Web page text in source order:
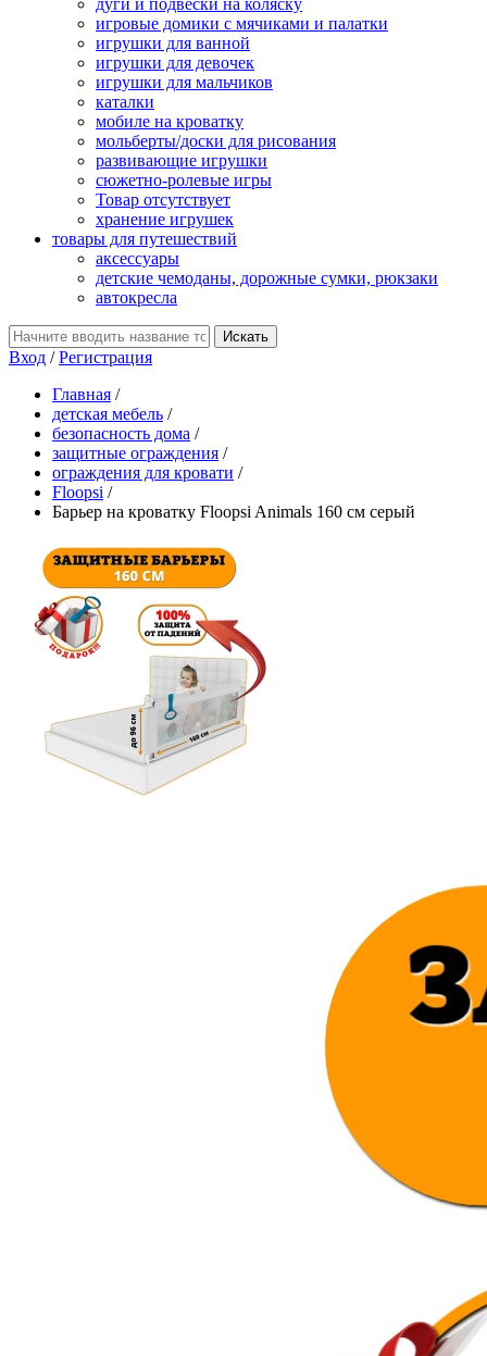
дуги и подвески на коляску
игровые домики с мячиками и палатки
игрушки для ванной
игрушки для девочек
игрушки для мальчиков
каталки
мобиле на кроватку
мольберты/доски для рисования
развивающие игрушки
сюжетно-ролевые игры
Товар отсутствует
хранение игрушек
товары для путешествий
аксессуары
детские чемоданы, дорожные сумки, рюкзаки
автокресла
Вход /Регистрация
Главная /
детская мебель /
безопасность дома /
защитные ограждения /
ограждения для кровати /
Floopsi /
Барьер на кроватку Floopsi Animals 160 см серый